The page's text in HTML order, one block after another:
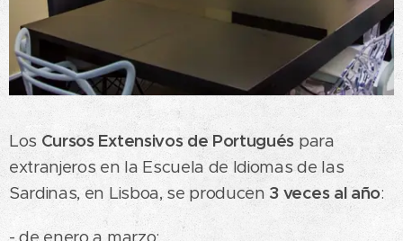
Los Cursos Extensivos de Portuguéspara
extranjeros en la Escuela de Idiomas de las
Sardinas, en Lisboa, se producen 3 veces al año:
- de enero a marzo;